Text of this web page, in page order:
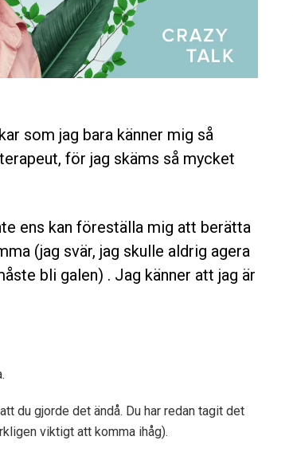
som jag bara känner mig så
för jag skäms så mycket
ens kan föreställa mig att berätta
(jag svär, jag skulle aldrig agera
bli galen) . Jag känner att jag är
du gjorde det ändå. Du har redan tagit det
viktigt att komma ihåg).